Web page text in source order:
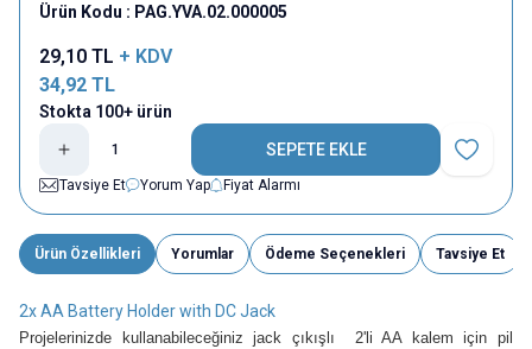
Ürün Kodu : PAG.YVA.02.000005
29,10 TL + KDV
34,92 TL
Stokta 100+ ürün
SEPETE EKLE
Favoriye
Tavsiye Et
Yorum Yap Fiyat Alarmı
Ürün Özellikleri Yorumlar Ödeme Seçenekleri Tavsiye Et
2x AA Battery Holder with DC Jack
Projelerinizde kullanabileceğiniz jack çıkışlı
2'li AA kalem için pil